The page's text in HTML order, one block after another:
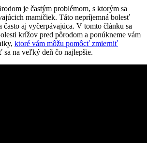
je častým problémom, s ktorým sa
mamičiek. Táto nepríjemná bolesť
často aj vyčerpávajúca. V tomto článku sa
krížov pred pôrodom a ponúkneme vám
ktoré vám môžu pomôcť zmierniť
sa na veľký deň čo najlepšie.